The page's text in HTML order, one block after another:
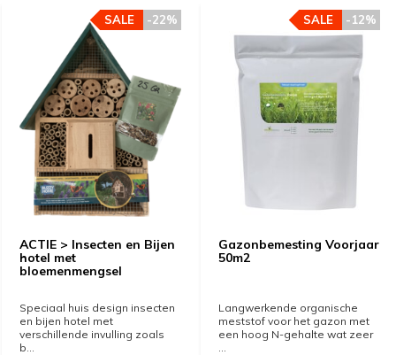
ACTIE > Insecten en Bijen
hotel met
bloemenmengsel
-22%
SALE
Speciaal huis design insecten
en bijen hotel met
verschillende invulling zoals
b...
Gazonbemesting Voorjaar
50m2
-12%
SALE
Langwerkende organische
meststof voor het gazon met
een hoog N-gehalte wat zeer